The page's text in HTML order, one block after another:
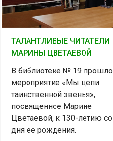
ТАЛАНТЛИВЫЕ ЧИТАТЕЛИ
МАРИНЫ ЦВЕТАЕВОЙ
В библиотеке № 19 прошло
мероприятие «Мы цепи
таинственной звенья»,
посвященное Марине
Цветаевой, к 130-летию со
дня ее рождения.